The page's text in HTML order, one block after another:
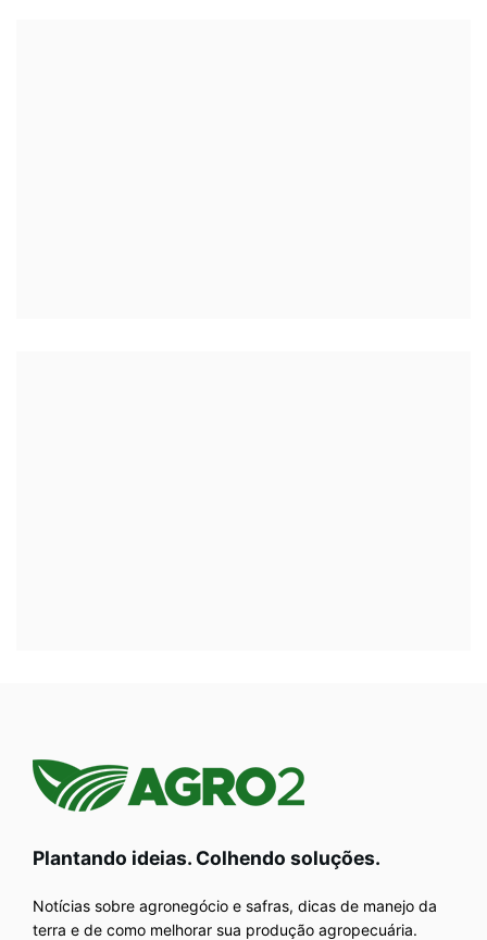
Plantando ideias. Colhendo soluções.
Notícias sobre agronegócio e safras, dicas de manejo da
terra e de como melhorar sua produção agropecuária.